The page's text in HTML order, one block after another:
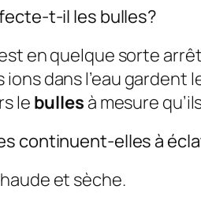
t-il les bulles?
est en quelque sorte
ions dans l’eau gardent
lebulles à mesure
continuent-elles à
et sèche.